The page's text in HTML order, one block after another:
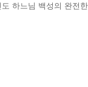
하느님 백성의 완전